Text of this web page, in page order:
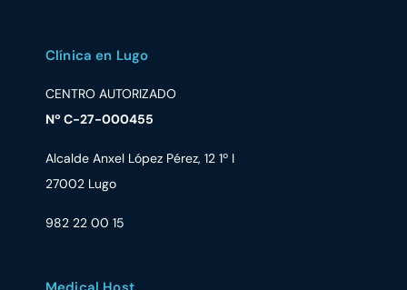
Clínica en Lugo
CENTRO AUTORIZADO
Nº C-27-000455
Alcalde Anxel López Pérez, 12 1º I
27002 Lugo
982 22 00 15